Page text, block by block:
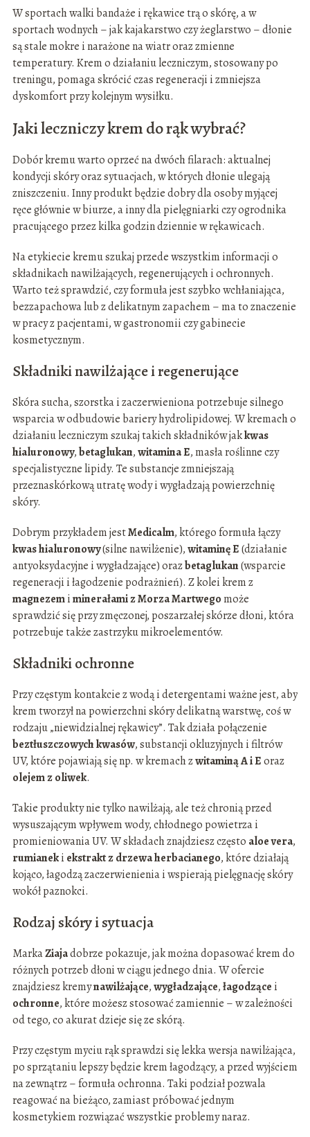
W sportach walki bandaże i rękawice trą o skórę, a w
sportach wodnych – jak kajakarstwo czy żeglarstwo – dłonie
są stale mokre i narażone na wiatr oraz zmienne
temperatury. Krem o działaniu leczniczym, stosowany po
treningu, pomaga skrócić czas regeneracji i zmniejsza
dyskomfort przy kolejnym wysiłku.
Jaki leczniczy krem do rąk wybrać?
Dobór kremu warto oprzeć na dwóch filarach: aktualnej
kondycji skóry oraz sytuacjach, w których dłonie ulegają
zniszczeniu. Inny produkt będzie dobry dla osoby myjącej
ręce głównie w biurze, a inny dla pielęgniarki czy ogrodnika
pracującego przez kilka godzin dziennie w rękawicach.
Na etykiecie kremu szukaj przede wszystkim informacji o
składnikach nawilżających, regenerujących i ochronnych.
Warto też sprawdzić, czy formuła jest szybko wchłaniająca,
bezzapachowa lub z delikatnym zapachem – ma to znaczenie
w pracy z pacjentami, w gastronomii czy gabinecie
kosmetycznym.
Składniki nawilżające i regenerujące
Skóra sucha, szorstka i zaczerwieniona potrzebuje silnego
wsparcia w odbudowie bariery hydrolipidowej. W kremach o
działaniu leczniczym szukaj takich składników jakkwas
hialuronowy,betaglukan,witamina E, masła roślinne czy
specjalistyczne lipidy. Te substancje zmniejszają
przeznaskórkową utratę wody i wygładzają powierzchnię
skóry.
Dobrym przykładem jestMedicalm, którego formuła łączy
kwas hialuronowy(silne nawilżenie),witaminę E(działanie
antyoksydacyjne i wygładzające) orazbetaglukan(wsparcie
regeneracji i łagodzenie podrażnień). Z kolei krem z
magnezemiminerałami z Morza Martwego może
sprawdzić się przy zmęczonej, poszarzałej skórze dłoni, która
potrzebuje także zastrzyku mikroelementów.
Składniki ochronne
Przy częstym kontakcie z wodą i detergentami ważne jest, aby
krem tworzył na powierzchni skóry delikatną warstwę, coś w
rodzaju „niewidzialnej rękawicy”. Tak działa połączenie
beztłuszczowych kwasów, substancji okluzyjnych i filtrów
UV, które pojawiają się np. w kremach zwitaminą A i Eoraz
olejem z oliwek.
Takie produkty nie tylko nawilżają, ale też chronią przed
wysuszającym wpływem wody, chłodnego powietrza i
promieniowania UV. W składach znajdziesz często aloe vera,
rumianeki ekstrakt z drzewa herbacianego, które działają
kojąco, łagodzą zaczerwienienia i wspierają pielęgnację skóry
wokół paznokci.
Rodzaj skóry i sytuacja
MarkaZiajadobrze pokazuje, jak można dopasować krem do
różnych potrzeb dłoni w ciągu jednego dnia. W ofercie
znajdziesz kremynawilżające,wygładzające,łagodzące i
ochronne, które możesz stosować zamiennie – w zależności
od tego, co akurat dzieje się ze skórą.
Przy częstym myciu rąk sprawdzi się lekka wersja nawilżająca,
po sprzątaniu lepszy będzie krem łagodzący, a przed wyjściem
na zewnątrz – formuła ochronna. Taki podział pozwala
reagować na bieżąco, zamiast próbować jednym
kosmetykiem rozwiązać wszystkie problemy naraz.